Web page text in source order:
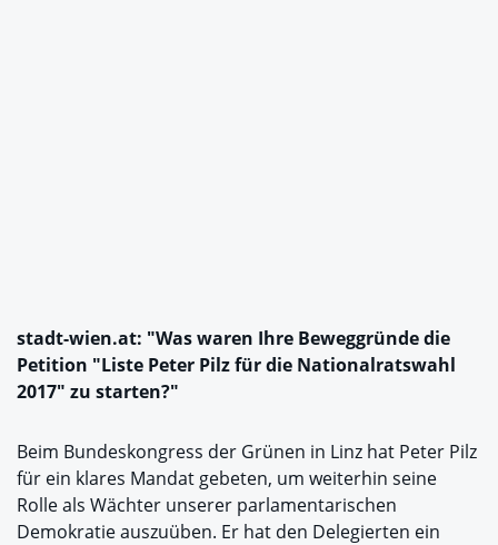
stadt-wien.at: "Was waren Ihre Beweggründe die
Petition "Liste Peter Pilz für die Nationalratswahl
2017" zu starten?"
Beim Bundeskongress der Grünen in Linz hat Peter Pilz
für ein klares Mandat gebeten, um weiterhin seine
Rolle als Wächter unserer parlamentarischen
Demokratie auszuüben. Er hat den Delegierten ein